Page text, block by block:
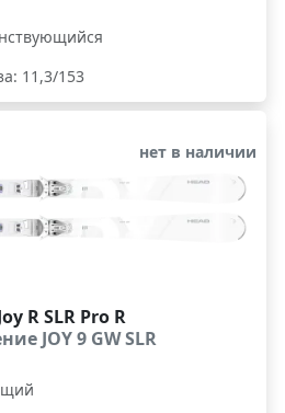
11,3/153
нет в наличии
R SLR Pro R
JOY 9 GW SLR